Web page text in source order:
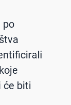
po
će biti